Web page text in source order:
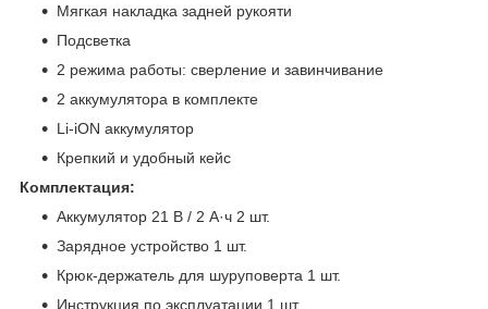
Мягкая накладка задней рукояти
Подсветка
2 режима работы: сверление и завинчивание
2 аккумулятора в комплекте
Li-iON аккумулятор
Крепкий и удобный кейс
Комплектация:
Аккумулятор 21 В / 2 А·ч 2 шт.
Зарядное устройство 1 шт.
Крюк-держатель для шуруповерта 1 шт.
Инструкция по эксплуатации 1 шт.